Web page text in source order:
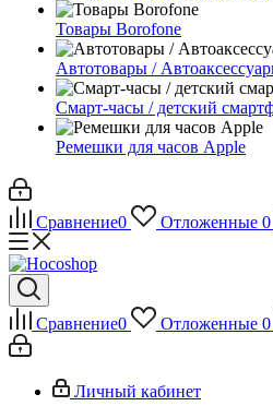
Товары Borofone
Автотовары /
Смарт-часы / детский
Ремешки для часов Apple
Сравнение0 Отложенные 0
Сравнение0 Отложенные 0
Личный кабинет